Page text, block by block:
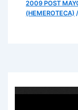
2009 POST
(HEMEROTECA)